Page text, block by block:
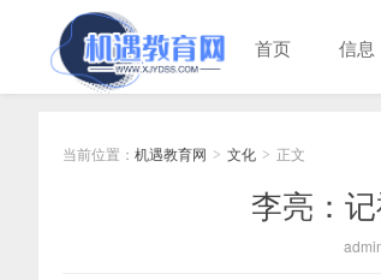
首页 信息
当前位置： 机遇教育网 > 文化 > 正文
李亮：